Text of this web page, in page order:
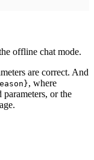
offline chat mode.
are correct. And
, where
parameters, or the